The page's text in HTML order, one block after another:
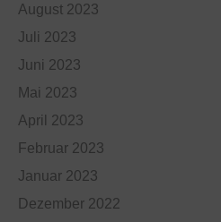
August 2023
Juli 2023
Juni 2023
Mai 2023
April 2023
Februar 2023
Januar 2023
Dezember 2022